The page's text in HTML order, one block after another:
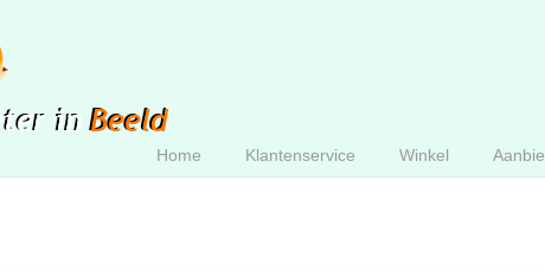
Home Klantenservice Winkel